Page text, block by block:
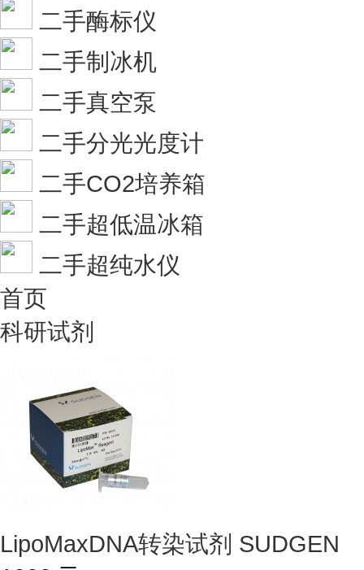
二手酶标仪
二手制冰机
二手真空泵
二手分光光度计
二手CO2培养箱
二手超低温冰箱
二手超纯水仪
首页
科研试剂
LipoMaxDNA转染试剂 SUDGEN